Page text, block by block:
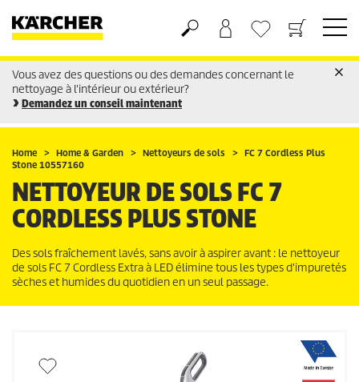
Panier
Liste d'envies
Vous avez des questions ou des demandes concernant le
nettoyage à l'intérieur ou extérieur?
Demandez un conseil maintenant
Home Home & Garden Nettoyeurs de sols
FC 7 Cordless Plus
Stone 10557160
NETTOYEUR DE SOLS FC 7
CORDLESS PLUS STONE
Des sols fraîchement lavés, sans avoir à aspirer avant : le nettoyeur
de sols FC 7 Cordless Extra à LED élimine tous les types d'impuretés
sèches et humides du quotidien en un seul passage.